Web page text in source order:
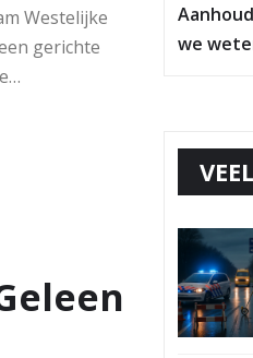
Westelijke
gerichte
we